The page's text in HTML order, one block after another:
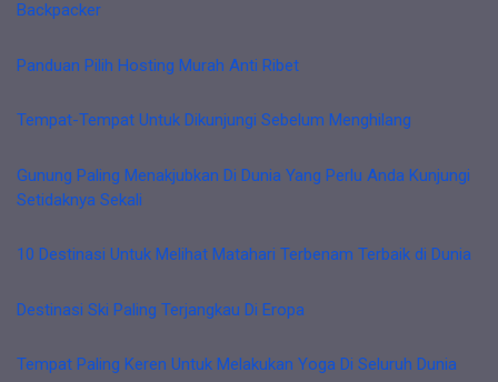
Backpacker
Panduan Pilih Hosting Murah Anti Ribet
Tempat-Tempat Untuk Dikunjungi Sebelum Menghilang
Gunung Paling Menakjubkan Di Dunia Yang Perlu Anda Kunjungi
Setidaknya Sekali
10 Destinasi Untuk Melihat Matahari Terbenam Terbaik di Dunia
Destinasi Ski Paling Terjangkau Di Eropa
Tempat Paling Keren Untuk Melakukan Yoga Di Seluruh Dunia